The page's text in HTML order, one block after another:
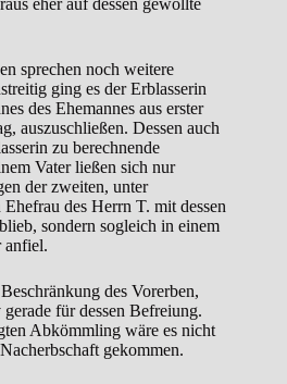
sprechen noch weitere
ging es der Erblasserin
des Ehemannes aus erster
auszuschließen. Dessen auch
zu berechnende
Vater ließen sich nur
der zweiten, unter
des Herrn T. mit dessen
sondern sogleich in einem
anfiel.
des Vorerben,
für dessen Befreiung.
Abkömmling wäre es nicht
gekommen.